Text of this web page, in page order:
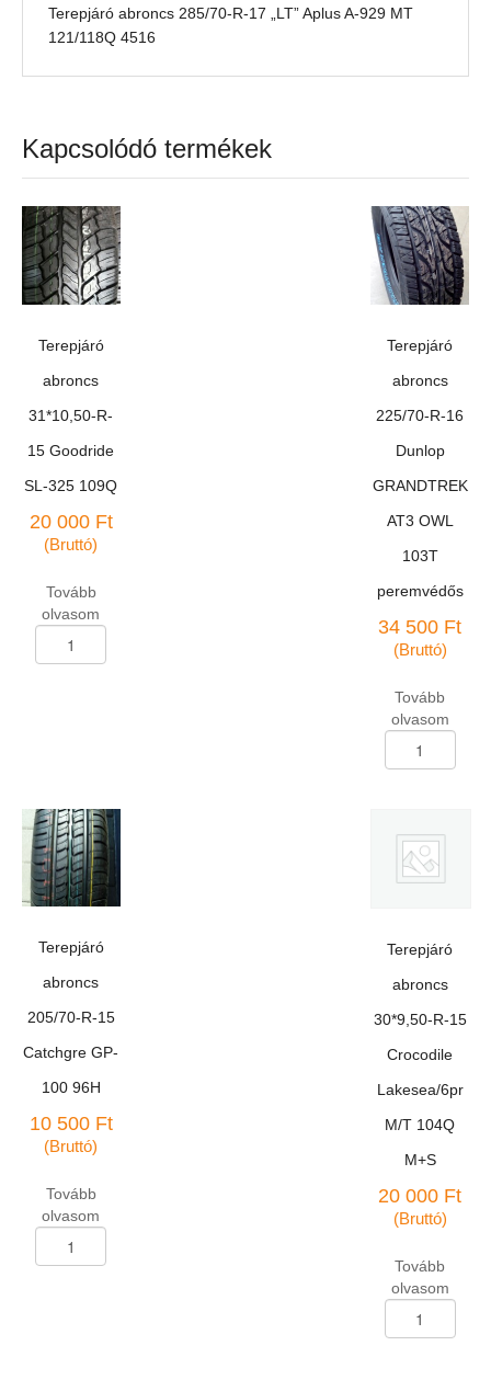
Terepjáró abroncs 285/70-R-17 „LT” Aplus A-929 MT
121/118Q 4516
Kapcsolódó termékek
Terepjáró
abroncs
31*10,50-R-
15 Goodride
SL-325 109Q
20 000 Ft
(Bruttó)
Tovább
olvasom
abroncs
109Q
mennyiség
Terepjáró
abroncs
225/70-R-16
Dunlop
GRANDTREK
AT3 OWL
103T
peremvédős
34 500 Ft
(Bruttó)
Tovább
olvasom
abroncs
Dunlop
GRANDTREK
peremvédős
mennyiség
Terepjáró
abroncs
205/70-R-15
Catchgre GP-
100 96H
10 500 Ft
(Bruttó)
Tovább
olvasom
abroncs
Terepjáró
abroncs
30*9,50-R-15
Crocodile
Lakesea/6pr
M/T 104Q
M+S
20 000 Ft
(Bruttó)
Tovább
olvasom
abroncs